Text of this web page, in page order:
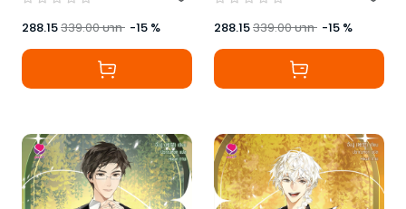
288.15339.00บาท -15 % 288.15339.00บาท -15 %